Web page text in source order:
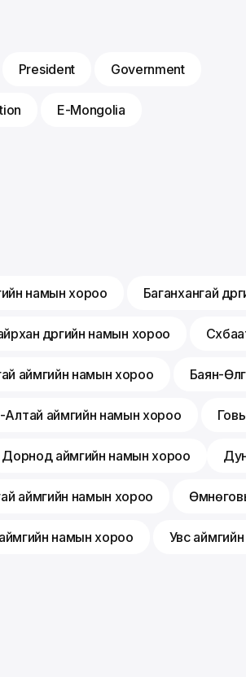
President Government
E-Mongolia
намын хороо Баганхангай
дүүргийн намын хороо
аймгийн намын хороо Баян-
Алтай аймгийн намын хороо
Дорнод аймгийн намын хороо
аймгийн намын хороо
намын хороо Увс